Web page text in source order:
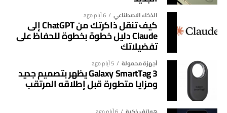
دولار جديد إلى قيمتها السوقية، بعدما تجاوزت مستوى تريليوني
دولار لأول مرة في يونيو 2024، وهو ما يعكس النمو السريع
الذي حققته خلال الفترة الأخيرة.
الحوسبة السحابية تقود المرحلة المقبلة
يرى محللون أن استمرار نمو خدمات الحوسبة السحابية سيكون
العامل الأبرز في دعم القيمة السوقية لأمازون خلال السنوات
المقبلة، خاصة مع تزايد اعتماد الشركات على حلول الذكاء
الذكاء الاصطناعي 6 أيام ago
كيف تنقل ذاكرتك من ChatGPT إلى
Claude دليل خطوة بخطوة للحفاظ على
تفضيلاتك
أجهزة محمولة 5 أيام ago
Galaxy SmartTag 3 يظهر بتصميم جديد
ومزايا متطورة قبل إطلاقه المرتقب